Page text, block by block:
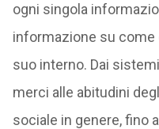
ogni singola
informazione su come
suo interno. Dai
merci alle abitudini
sociale in genere, fino